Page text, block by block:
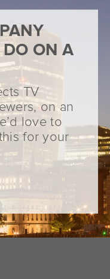
DO ON A
TV
on an
love to
for your